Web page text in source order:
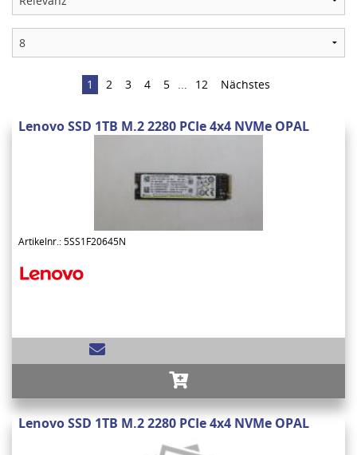
1 2 3 4 5 ... 12 Nächstes
Lenovo SSD 1TB M.2 2280 PCIe 4x4 NVMe OPAL
Artikelnr.: 5SS1F20645N
Lenovo SSD 1TB M.2 2280 PCIe 4x4 NVMe OPAL